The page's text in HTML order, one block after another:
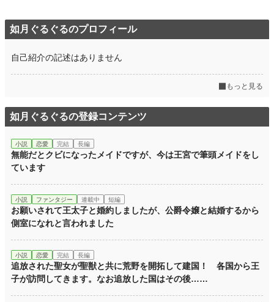
如月ぐるぐるのプロフィール
自己紹介の記述はありません
もっと見る
如月ぐるぐるの登録コンテンツ
小説 恋愛 完結 長編
無能だとクビになったメイドですが、今は王宮で筆頭メイドをし
ています
小説 ファンタジー 連載中 短編
お願いされて王太子と婚約しましたが、公爵令嬢と結婚するから
側室になれと言われました
小説 恋愛 完結 長編
追放された聖女が聖獣と共に荒野を開拓して建国！ 各国から王
子が訪問してきます。なお追放した国はその後……